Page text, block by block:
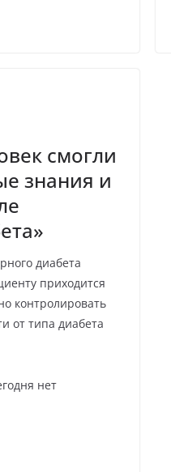
смогли
знания и
диабета
приходится
контролировать
от типа диабета
нет